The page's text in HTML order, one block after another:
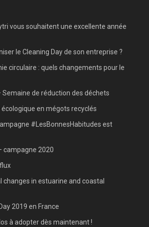
vous souhaitent une excellente année
le Cleaning Day de son entreprise ?
circulaire : quels changements pour le
Semaine de réduction des déchets
écologique en mégots recyclés
#LesBonnesHabitudes est
campagne 2020
changes in estuarine and coastal
2019 en France
à adopter dès maintenant !